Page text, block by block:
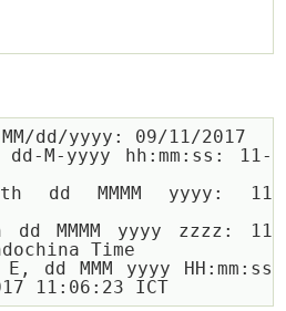
dd/yyyy: 09/11/2017
M-yyyy hh:mm:ss: 11-
dd MMMM yyyy: 11
MMMM yyyy zzzz: 11
Time
dd MMM yyyy HH:mm:ss